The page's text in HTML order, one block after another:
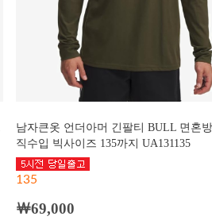
남자큰옷 언더아머 긴팔티 BULL 면혼
직수입 빅사이즈 135까지 UA131135
135
￦69,000